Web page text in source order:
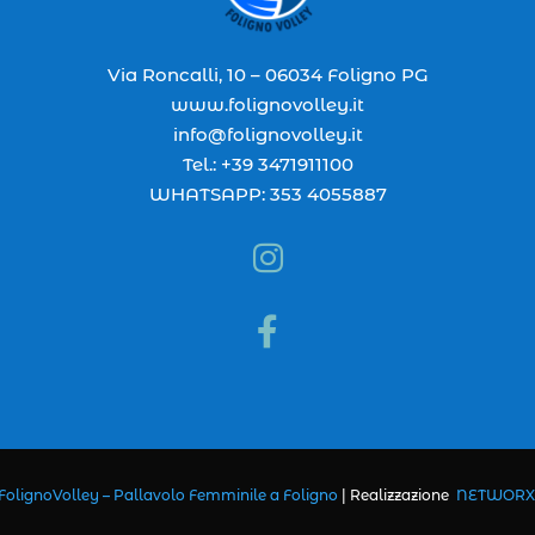
Via Roncalli, 10 – 06034 Foligno PG
www.folignovolley.it
info@folignovolley.it
Tel.: +39 3471911100
WHATSAPP: 353 4055887


FolignoVolley – Pallavolo Femminile a Foligno Realizzazione